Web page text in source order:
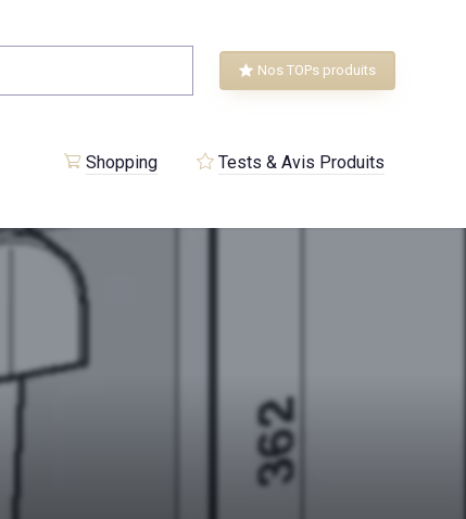
Nos TOPs produits
Shopping Tests & Avis Produits